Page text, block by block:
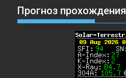
Прогноз прохождения